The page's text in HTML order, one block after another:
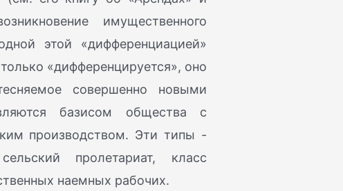
имущественного
этой «дифференциацией»
«дифференцируется», оно
совершенно новыми
базисом общества с
производством. Эти типы -
пролетариат, класс
наемных рабочих.